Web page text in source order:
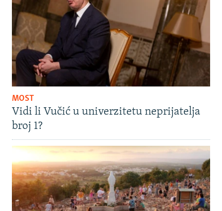
MOST
Vidi li Vučić u univerzitetu neprijatelja
broj 1?